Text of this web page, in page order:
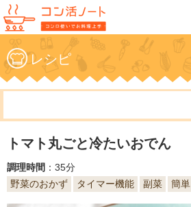
レシピ
トマト丸ごと冷たいおでん
調理時間 ：35分
野菜のおかず
タイマー機能 副菜 簡単